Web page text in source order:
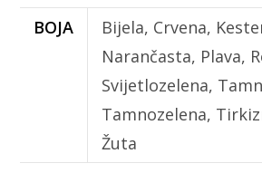
BOJA
Bijela, Crvena,
Narančasta, Plava,
Svijetlozelena,
Tamnozelena,
Žuta